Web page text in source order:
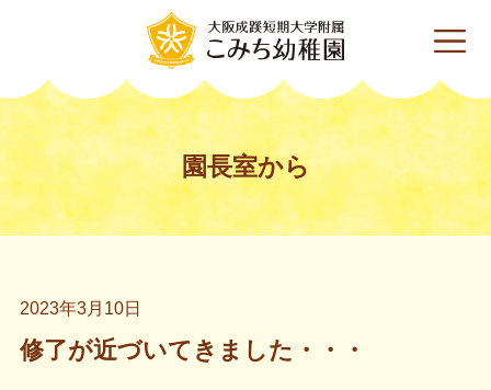
園長室から
2023年3月10日
修了が近づいてきました・・・